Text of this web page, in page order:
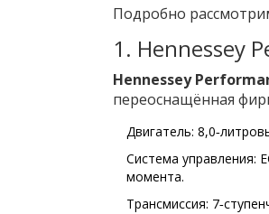
Подробно
1. Hennessey
Hennessey
переоснащённая
Двигатель:
Система управления:
момента.
Трансмиссия: